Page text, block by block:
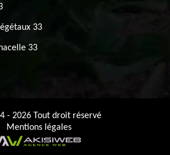
33
33
- 2026 Tout droit réservé
Mentions légales